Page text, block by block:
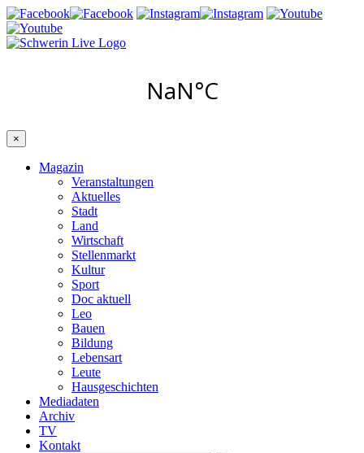
×
Magazin
Veranstaltungen
Aktuelles
Stadt
Land
Wirtschaft
Stellenmarkt
Kultur
Sport
Doc aktuell
Leo
Bauen
Bildung
Lebensart
Leute
Hausgeschichten
Mediadaten
Archiv
TV
Kontakt